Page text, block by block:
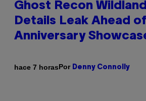
Ghost Recon
Details Leak Ahead of
Anniversary
hace 7 horasPor Denny Connolly